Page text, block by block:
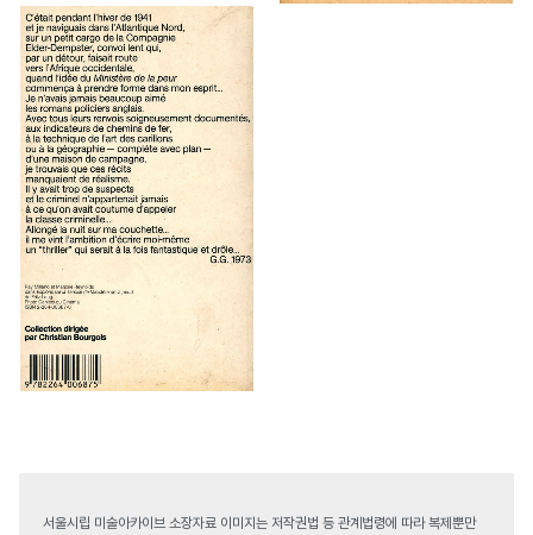
서울시립 미술아카이브 소장자료 이미지는 저작권법 등 관계법령에 따라 복제뿐만